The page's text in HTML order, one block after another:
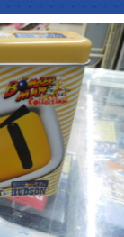
フライズ 鳥栖店